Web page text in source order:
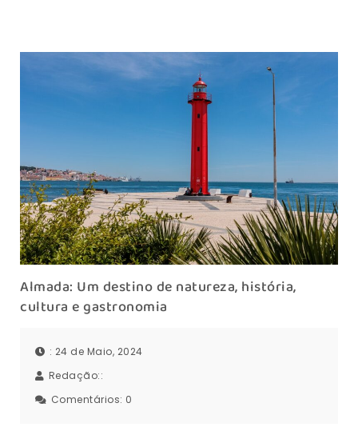
Almada: Um destino de natureza, história,
cultura e gastronomia
: 24 de Maio, 2024
Redação::
Comentários: 0